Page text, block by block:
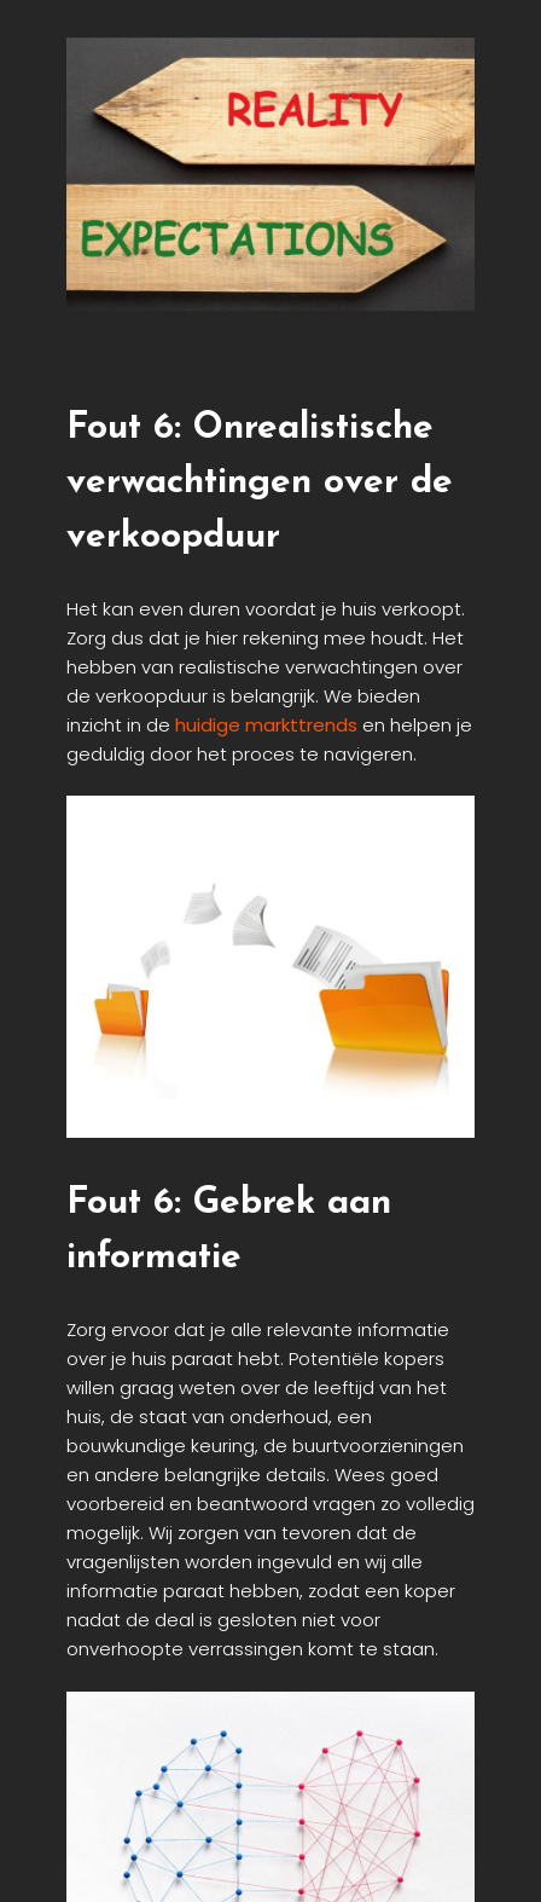
Fout 6: Onrealistische
verwachtingen over de
verkoopduur
Het kan even duren voordat je huis verkoopt.
Zorg dus dat je hier rekening mee houdt. Het
hebben van realistische verwachtingen over
de verkoopduur is belangrijk. We bieden
inzicht in de huidige markttrends en helpen je
geduldig door het proces te navigeren.
Fout 6: Gebrek aan
informatie
Zorg ervoor dat je alle relevante informatie
over je huis paraat hebt. Potentiële kopers
willen graag weten over de leeftijd van het
huis, de staat van onderhoud, een
bouwkundige keuring, de buurtvoorzieningen
en andere belangrijke details. Wees goed
voorbereid en beantwoord vragen zo volledig
mogelijk. Wij zorgen van tevoren dat de
vragenlijsten worden ingevuld en wij alle
informatie paraat hebben, zodat een koper
nadat de deal is gesloten niet voor
onverhoopte verrassingen komt te staan.